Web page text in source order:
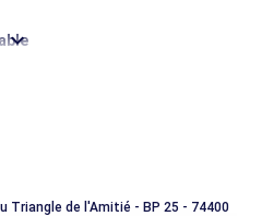
Triangle de l'Amitié - BP 25 - 74400